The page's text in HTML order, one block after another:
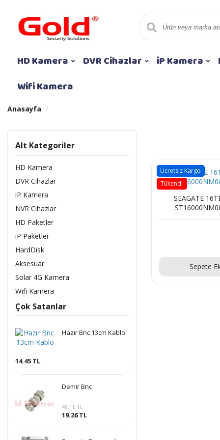
HD Kamera DVR Cihazlar iP Kamera
Wifi Kamera
Anasayfa
Alt Kategoriler
HD Kamera
DVR Cihazlar
iP Kamera
NVR Cihazlar
HD Paketler
iP Paketler
HardDisk
Aksesuar
Solar 4G Kamera
Wifi Kamera
Çok Satanlar
Hazır Bnc 13cm Kablo
14.45 TL
Demir Bnc
48.16 TL
19.26 TL
SEAGATE
Ücretsiz Kargo
Tükendi
Sepete